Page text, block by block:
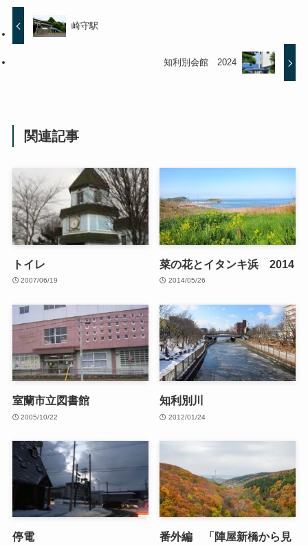
崎守駅
知利別会館 2024
関連記事
トイレ
2007/06/19
菜の花とイタンキ浜 2014
2014/05/26
室蘭市立図書館
2005/10/22
知利別川
2012/01/24
停電
番外編 「陣屋新橋から見